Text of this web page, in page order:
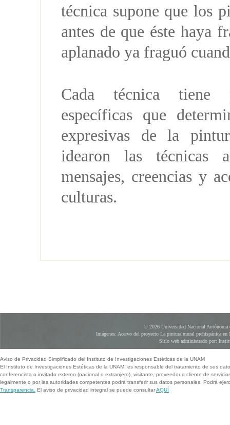
técnica supone que los
antes de que éste haya
aplanado ya fraguó
Cada técnica tiene
específicas que
expresivas de la
idearon las técnicas
mensajes, creencias y
culturas.
© 2026 Universidad Nacional Autónoma
Imágenes: Acervo del proyecto La pintura mural prehispánica
Sitio web administrado por:
Aviso de Privacidad Simplificado del Instituto de Investigaciones Estéticas de la UNAM
El Instituto de Investigaciones Estéticas de la UNAM, es responsable del tratamiento de sus
conferencista o invitado externo (nacional o extranjero), visitante, proveedor o cliente de
legalmente o por las autoridades competentes podrá transferir sus datos personales. Podrá
Transparencia.
El aviso de privacidad integral se puede consultarAQUÍ